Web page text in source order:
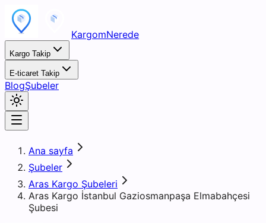
KargomNerede
Kargo Takip
E-ticaret Takip
BlogŞubeler
Ana sayfa
Şubeler
Aras Kargo Şubeleri
Aras Kargo İstanbul Gaziosmanpaşa Elmabahçesi
Şubesi